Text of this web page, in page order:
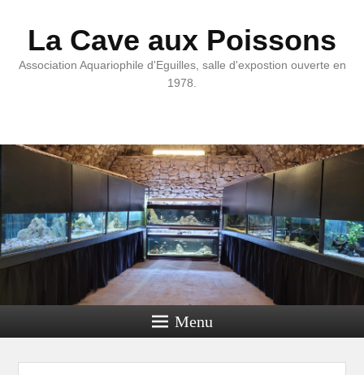
La Cave aux Poissons
Association Aquariophile d'Eguilles, salle d'expostion ouverte en
1978.
Menu